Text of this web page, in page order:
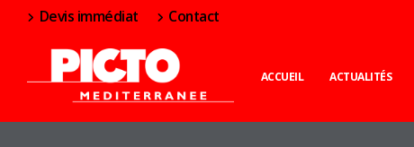
Devis immédiat Contact
ACCUEIL ACTUALITÉS